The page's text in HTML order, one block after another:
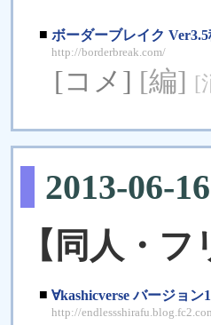
■ ボーダーブレイク
http://borderbreak.com/
[コメ] [編] [
2013-06-16
【同人・フ
■ ∀kashicverse バージョ
http://